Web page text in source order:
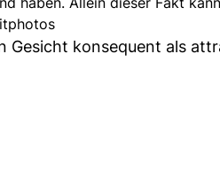
Gesicht konsequent als